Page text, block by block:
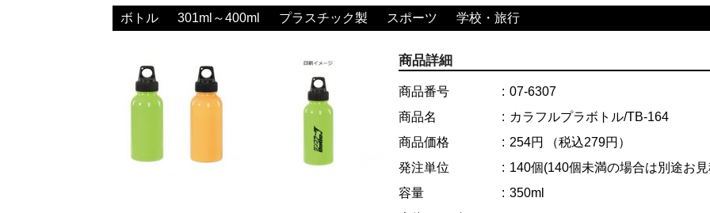
ボトル 301ml～400ml プラスチック製 スポーツ 学校・旅行
商品詳細
商品番号
07-6307
商品名
カラフルプラボトル/TB-164
商品価格
254円
（税込279円）
発注単位
140個(140個未満の場合は別途お
容量
350ml